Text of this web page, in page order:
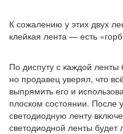
К сожалению у этих двух
клейкая лента — есть
По диспуту с каждой ленты
но продавец уверял, что
выпрямить его и
плоском состоянии. После
светодиодную ленту
светодиодной ленты будет